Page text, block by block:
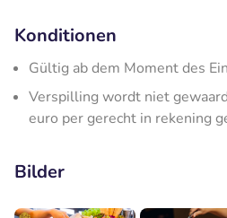
Konditionen
Gültig ab dem Moment des
Verspilling wordt niet
euro per gerecht in rekening
Bilder